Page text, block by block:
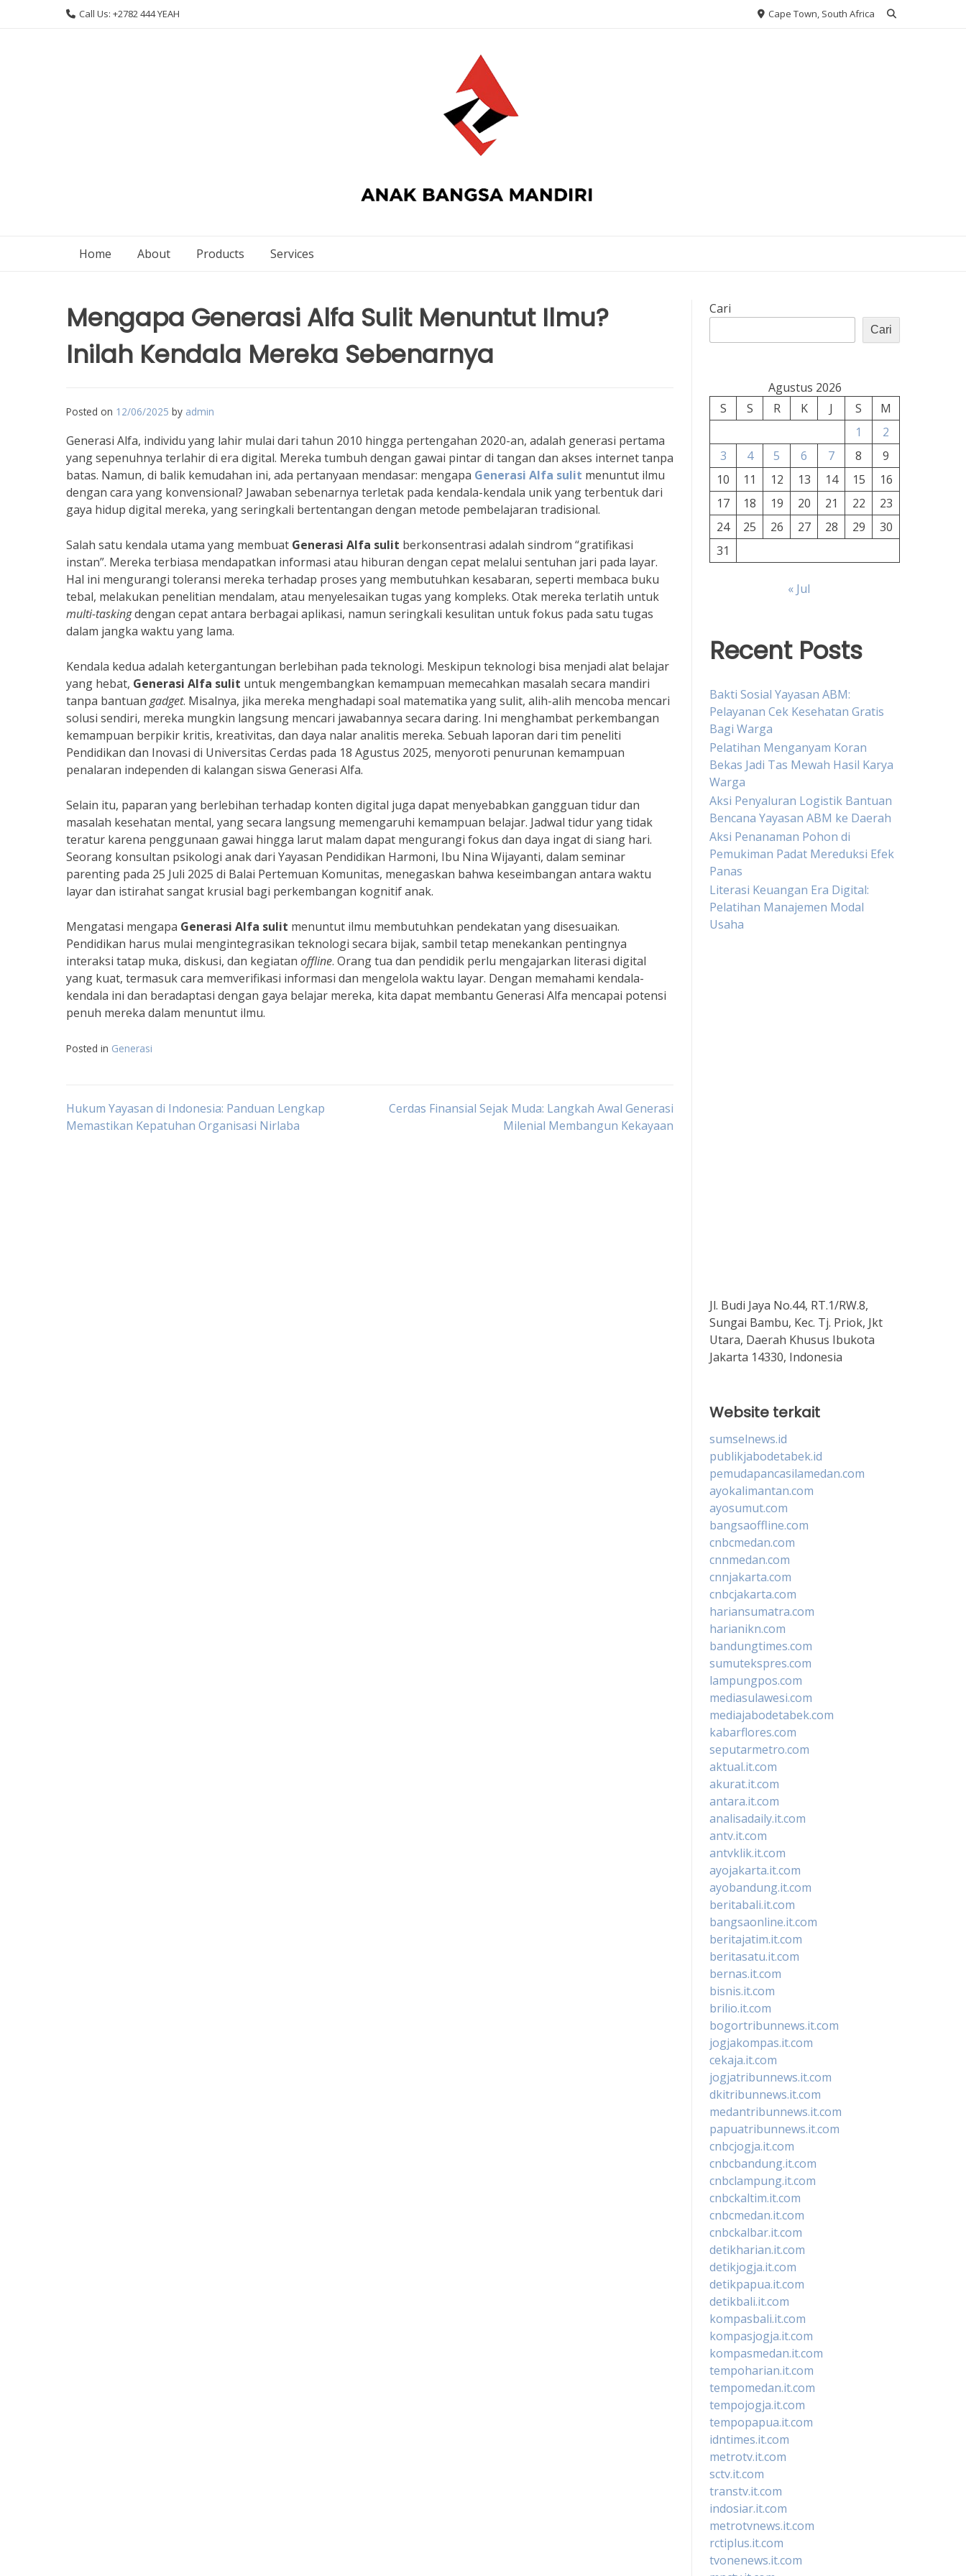
Call Us: +2782 444 YEAH Cape Town, South Africa
Home About Products Services
Mengapa Generasi Alfa Sulit Menuntut Ilmu?
Inilah Kendala Mereka Sebenarnya
Posted on 12/06/2025 by admin
Generasi Alfa, individu yang lahir mulai dari tahun 2010 hingga pertengahan 2020-an, adalah generasi pertama
yang sepenuhnya terlahir di era digital. Mereka tumbuh dengan gawai pintar di tangan dan akses internet tanpa
batas. Namun, di balik kemudahan ini, ada pertanyaan mendasar: mengapa Generasi Alfa sulit menuntut ilmu
dengan cara yang konvensional? Jawaban sebenarnya terletak pada kendala-kendala unik yang terbentuk dari
gaya hidup digital mereka, yang seringkali bertentangan dengan metode pembelajaran tradisional.
Salah satu kendala utama yang membuat Generasi Alfa sulit berkonsentrasi adalah sindrom “gratifikasi
instan”. Mereka terbiasa mendapatkan informasi atau hiburan dengan cepat melalui sentuhan jari pada layar.
Hal ini mengurangi toleransi mereka terhadap proses yang membutuhkan kesabaran, seperti membaca buku
tebal, melakukan penelitian mendalam, atau menyelesaikan tugas yang kompleks. Otak mereka terlatih untuk
multi-taskingdengan cepat antara berbagai aplikasi, namun seringkali kesulitan untuk fokus pada satu tugas
dalam jangka waktu yang lama.
Kendala kedua adalah ketergantungan berlebihan pada teknologi. Meskipun teknologi bisa menjadi alat belajar
yang hebat, Generasi Alfa sulit untuk mengembangkan kemampuan memecahkan masalah secara mandiri
tanpa bantuan gadget. Misalnya, jika mereka menghadapi soal matematika yang sulit, alih-alih mencoba mencari
solusi sendiri, mereka mungkin langsung mencari jawabannya secara daring. Ini menghambat perkembangan
kemampuan berpikir kritis, kreativitas, dan daya nalar analitis mereka. Sebuah laporan dari tim peneliti
Pendidikan dan Inovasi di Universitas Cerdas pada 18 Agustus 2025, menyoroti penurunan kemampuan
penalaran independen di kalangan siswa Generasi Alfa.
Selain itu, paparan yang berlebihan terhadap konten digital juga dapat menyebabkan gangguan tidur dan
masalah kesehatan mental, yang secara langsung memengaruhi kemampuan belajar. Jadwal tidur yang tidak
teratur karena penggunaan gawai hingga larut malam dapat mengurangi fokus dan daya ingat di siang hari.
Seorang konsultan psikologi anak dari Yayasan Pendidikan Harmoni, Ibu Nina Wijayanti, dalam seminar
parenting pada 25 Juli 2025 di Balai Pertemuan Komunitas, menegaskan bahwa keseimbangan antara waktu
layar dan istirahat sangat krusial bagi perkembangan kognitif anak.
Mengatasi mengapa Generasi Alfa sulit menuntut ilmu membutuhkan pendekatan yang disesuaikan.
Pendidikan harus mulai mengintegrasikan teknologi secara bijak, sambil tetap menekankan pentingnya
interaksi tatap muka, diskusi, dan kegiatan offline. Orang tua dan pendidik perlu mengajarkan literasi digital
yang kuat, termasuk cara memverifikasi informasi dan mengelola waktu layar. Dengan memahami kendala-
kendala ini dan beradaptasi dengan gaya belajar mereka, kita dapat membantu Generasi Alfa mencapai potensi
penuh mereka dalam menuntut ilmu.
Posted in Generasi
Navigasi
Hukum Yayasan di Indonesia: Panduan Lengkap
Memastikan Kepatuhan Organisasi Nirlaba
Cerdas Finansial Sejak Muda: Langkah Awal Generasi
Milenial Membangun Kekayaan
Cari
Cari
Agustus 2026
S
S R K J S
M
1
2
3
4 5 6 7 8
9
10
11 12 13 14 15
16
17
18 19 20 21 22
23
24
25 26 27 28 29
30
31
« Jul
Recent Posts
Bakti Sosial Yayasan ABM:
Pelayanan Cek Kesehatan Gratis
Bagi Warga
Pelatihan Menganyam Koran
Bekas Jadi Tas Mewah Hasil Karya
Warga
Aksi Penyaluran Logistik Bantuan
Bencana Yayasan ABM ke Daerah
Aksi Penanaman Pohon di
Pemukiman Padat Mereduksi Efek
Panas
Literasi Keuangan Era Digital:
Pelatihan Manajemen Modal
Usaha
Jl. Budi Jaya No.44, RT.1/RW.8,
Sungai Bambu, Kec. Tj. Priok, Jkt
Utara, Daerah Khusus Ibukota
Jakarta 14330, Indonesia
Website terkait
sumselnews.id
publikjabodetabek.id
pemudapancasilamedan.com
ayokalimantan.com
ayosumut.com
bangsaoffline.com
cnbcmedan.com
cnnmedan.com
cnnjakarta.com
cnbcjakarta.com
hariansumatra.com
harianikn.com
bandungtimes.com
sumutekspres.com
lampungpos.com
mediasulawesi.com
mediajabodetabek.com
kabarflores.com
seputarmetro.com
aktual.it.com
akurat.it.com
antara.it.com
analisadaily.it.com
antv.it.com
antvklik.it.com
ayojakarta.it.com
ayobandung.it.com
beritabali.it.com
bangsaonline.it.com
beritajatim.it.com
beritasatu.it.com
bernas.it.com
bisnis.it.com
brilio.it.com
bogortribunnews.it.com
jogjakompas.it.com
cekaja.it.com
jogjatribunnews.it.com
dkitribunnews.it.com
medantribunnews.it.com
papuatribunnews.it.com
cnbcjogja.it.com
cnbcbandung.it.com
cnbclampung.it.com
cnbckaltim.it.com
cnbcmedan.it.com
cnbckalbar.it.com
detikharian.it.com
detikjogja.it.com
detikpapua.it.com
detikbali.it.com
kompasbali.it.com
kompasjogja.it.com
kompasmedan.it.com
tempoharian.it.com
tempomedan.it.com
tempojogja.it.com
tempopapua.it.com
idntimes.it.com
metrotv.it.com
sctv.it.com
transtv.it.com
indosiar.it.com
metrotvnews.it.com
rctiplus.it.com
tvonenews.it.com